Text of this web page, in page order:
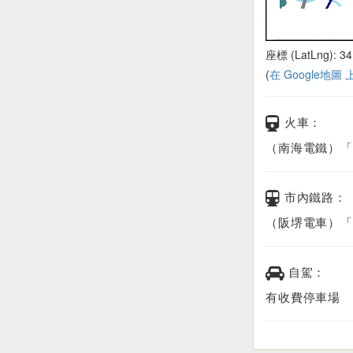
座標 (LatLng):
(在 Google地圖
火車：
（南海電鐵）
市內鐵路：
（阪堺電車）
自駕：
有收費停車場